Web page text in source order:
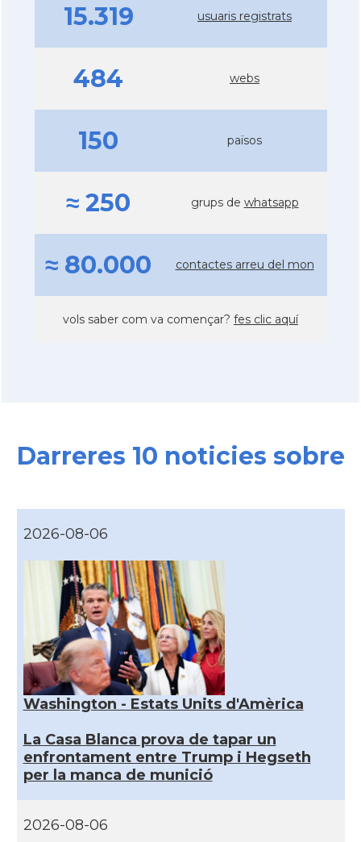
15.319 usuaris registrats
484 webs
150 països
≈ 250 grups de whatsapp
≈ 80.000 contactes arreu del mon
vols saber com va començar? fes clic aquí
Darreres 10 noticies sobre
2026-08-06
Washington - Estats Units d'Amèrica
La Casa Blanca prova de tapar un
enfrontament entre Trump i Hegseth
per la manca de munició
2026-08-06